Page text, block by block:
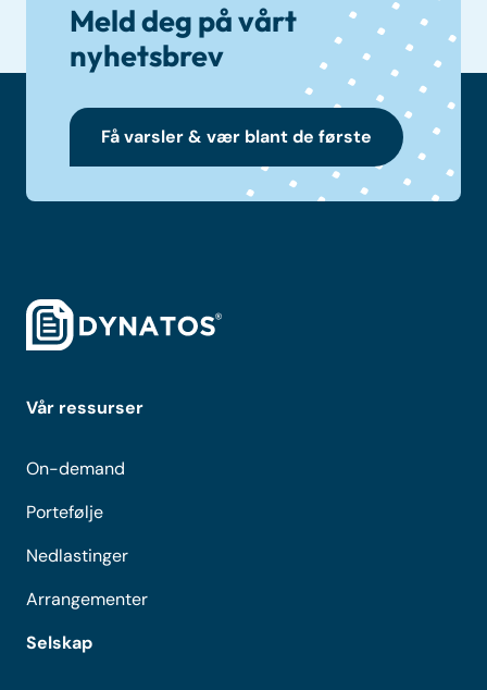
Meld deg på vårt
nyhetsbrev
Få varsler & vær blant de første
Vår ressurser
On-demand
Portefølje
Nedlastinger
Arrangementer
Selskap